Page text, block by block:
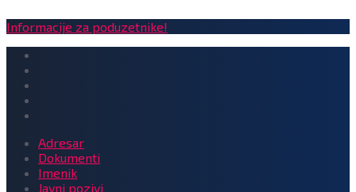
Informacije za poduzetnike!
Adresar
Dokumenti
Imenik
Javni pozivi